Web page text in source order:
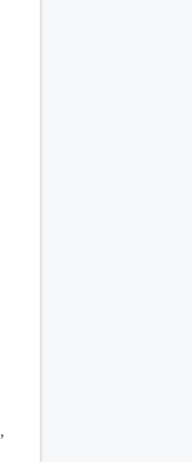
,